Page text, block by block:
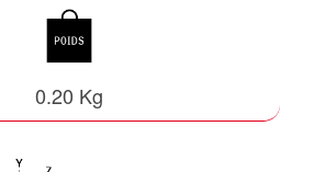
0.20 Kg